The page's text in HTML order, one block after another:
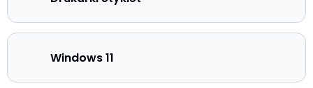
Windows 11